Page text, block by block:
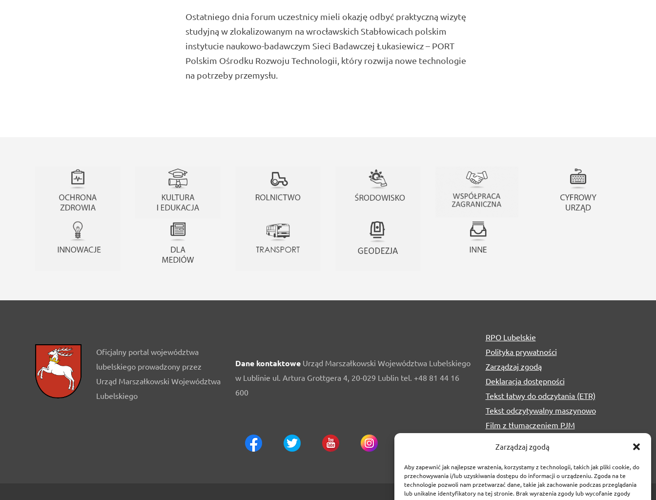
Zarządzaj zgodą
Aby zapewnić jak najlepsze wrażenia, korzystamy z technologii, takich jak pliki cookie, do
przechowywania i/lub uzyskiwania dostępu do informacji o urządzeniu. Zgoda na te
technologie pozwoli nam przetwarzać dane, takie jak zachowanie podczas przeglądania
lub unikalne identyfikatory na tej stronie. Brak wyrażenia zgody lub wycofanie zgody
Ostatniego dnia forum uczestnicy mieli okazję odbyć praktyczną wizytę
studyjną w zlokalizowanym na wrocławskich Stabłowicach polskim
instytucie naukowo-badawczym Sieci Badawczej Łukasiewicz – PORT
Polskim Ośrodku Rozwoju Technologii, który rozwija nowe technologie
na potrzeby przemysłu.
Oficjalny portal województwa
lubelskiego prowadzony przez
Urząd Marszałkowski Województwa
Lubelskiego
Dane kontaktowe Urząd Marszałkowski Województwa Lubelskiego
w Lublinie ul. Artura Grottgera 4, 20-029 Lublin tel. +48 81 44 16
600
RPO Lubelskie
Polityka prywatności
Zarządzaj zgodą
Deklaracja dostępności
Tekst łatwy do odczytania (ETR)
Tekst odczytywalny maszynowo
Film z tłumaczeniem PJM